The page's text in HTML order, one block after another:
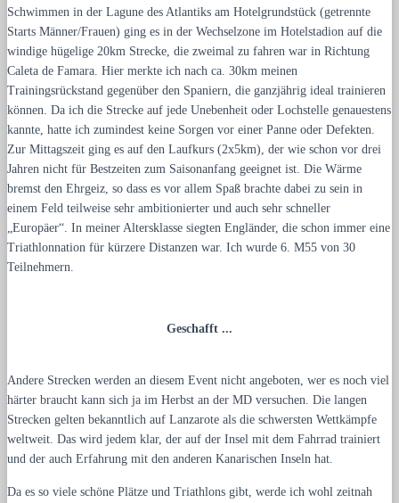
Schwimmen in der Lagune des Atlantiks am Hotelgrundstück (getrennte
Starts Männer/Frauen) ging es in der Wechselzone im Hotelstadion auf die
windige hügelige 20km Strecke, die zweimal zu fahren war in Richtung
Caleta de Famara. Hier merkte ich nach ca. 30km meinen
Trainingsrückstand gegenüber den Spaniern, die ganzjährig ideal trainieren
können. Da ich die Strecke auf jede Unebenheit oder Lochstelle genauestens
kannte, hatte ich zumindest keine Sorgen vor einer Panne oder Defekten.
Zur Mittagszeit ging es auf den Laufkurs (2x5km), der wie schon vor drei
Jahren nicht für Bestzeiten zum Saisonanfang geeignet ist. Die Wärme
bremst den Ehrgeiz, so dass es vor allem Spaß brachte dabei zu sein in
einem Feld teilweise sehr ambitionierter und auch sehr schneller
„Europäer“. In meiner Altersklasse siegten Engländer, die schon immer eine
Triathlonnation für kürzere Distanzen war. Ich wurde 6. M55 von 30
Teilnehmern.
Geschafft ...
Andere Strecken werden an diesem Event nicht angeboten, wer es noch viel
härter braucht kann sich ja im Herbst an der MD versuchen. Die langen
Strecken gelten bekanntlich auf Lanzarote als die schwersten Wettkämpfe
weltweit. Das wird jedem klar, der auf der Insel mit dem Fahrrad trainiert
und der auch Erfahrung mit den anderen Kanarischen Inseln hat.
Da es so viele schöne Plätze und Triathlons gibt, werde ich wohl zeitnah